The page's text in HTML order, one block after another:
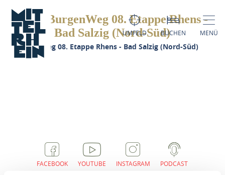
UMFELD BUCHEN MENÜ
RheinBurgenWeg 08. Etappe Rhens -
Bad Salzig (Nord-Süd)
08. Etappe Rhens - Bad Salzig (Nord-Süd)
FACEBOOK YOUTUBE INSTAGRAM PODCAST